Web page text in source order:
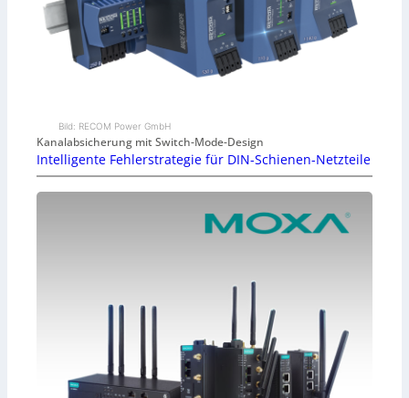
Bild: RECOM Power GmbH
Kanalabsicherung mit Switch-Mode-Design
Intelligente Fehlerstrategie für DIN-Schienen-Netzteile